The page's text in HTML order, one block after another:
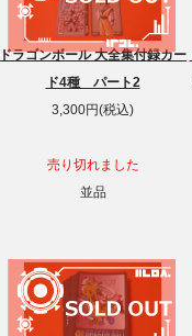
ドラゴンボール 大全集付録カー
ド4種 パート2
3,300円(税込)
売り切れました
並品